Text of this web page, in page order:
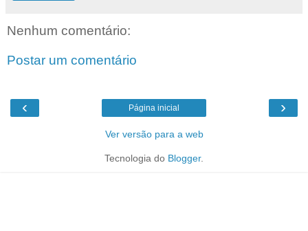
Nenhum comentário:
Postar um comentário
‹ ›
Página inicial
Ver versão para a web
Tecnologia do Blogger.